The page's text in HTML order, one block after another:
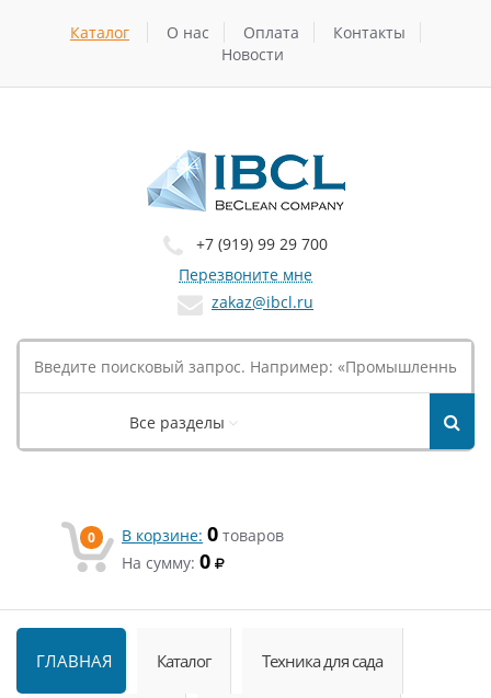
Каталог О нас Оплата
Контакты
Новости
+7 (919) 99 29 700
Перезвоните мне
zakaz@ibcl.ru
Все разделы
0 В корзине: 0 товаров
На сумму: 0
ГЛАВНАЯ Каталог Техника для сада